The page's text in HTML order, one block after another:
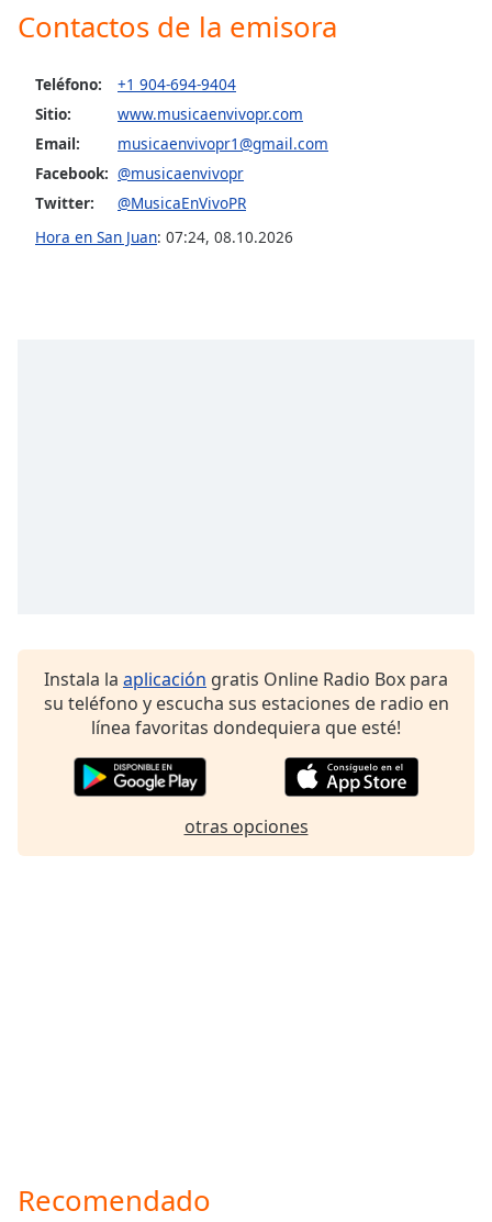
Caption
Area
Color
Opacity
Close
Modal
Dialog
Contactos de la emisora
Teléfono:
+1 904-694-9404
Sitio:
www.musicaenvivopr.com
Email:
musicaenvivopr1@gmail.com
Facebook: @musicaenvivopr
Twitter:
@MusicaEnVivoPR
Hora en San Juan: 07:24, 08.10.2026
Instala la aplicación gratis Online Radio Box para
su teléfono y escucha sus estaciones de radio en
línea favoritas dondequiera que esté!
otras opciones
Recomendado